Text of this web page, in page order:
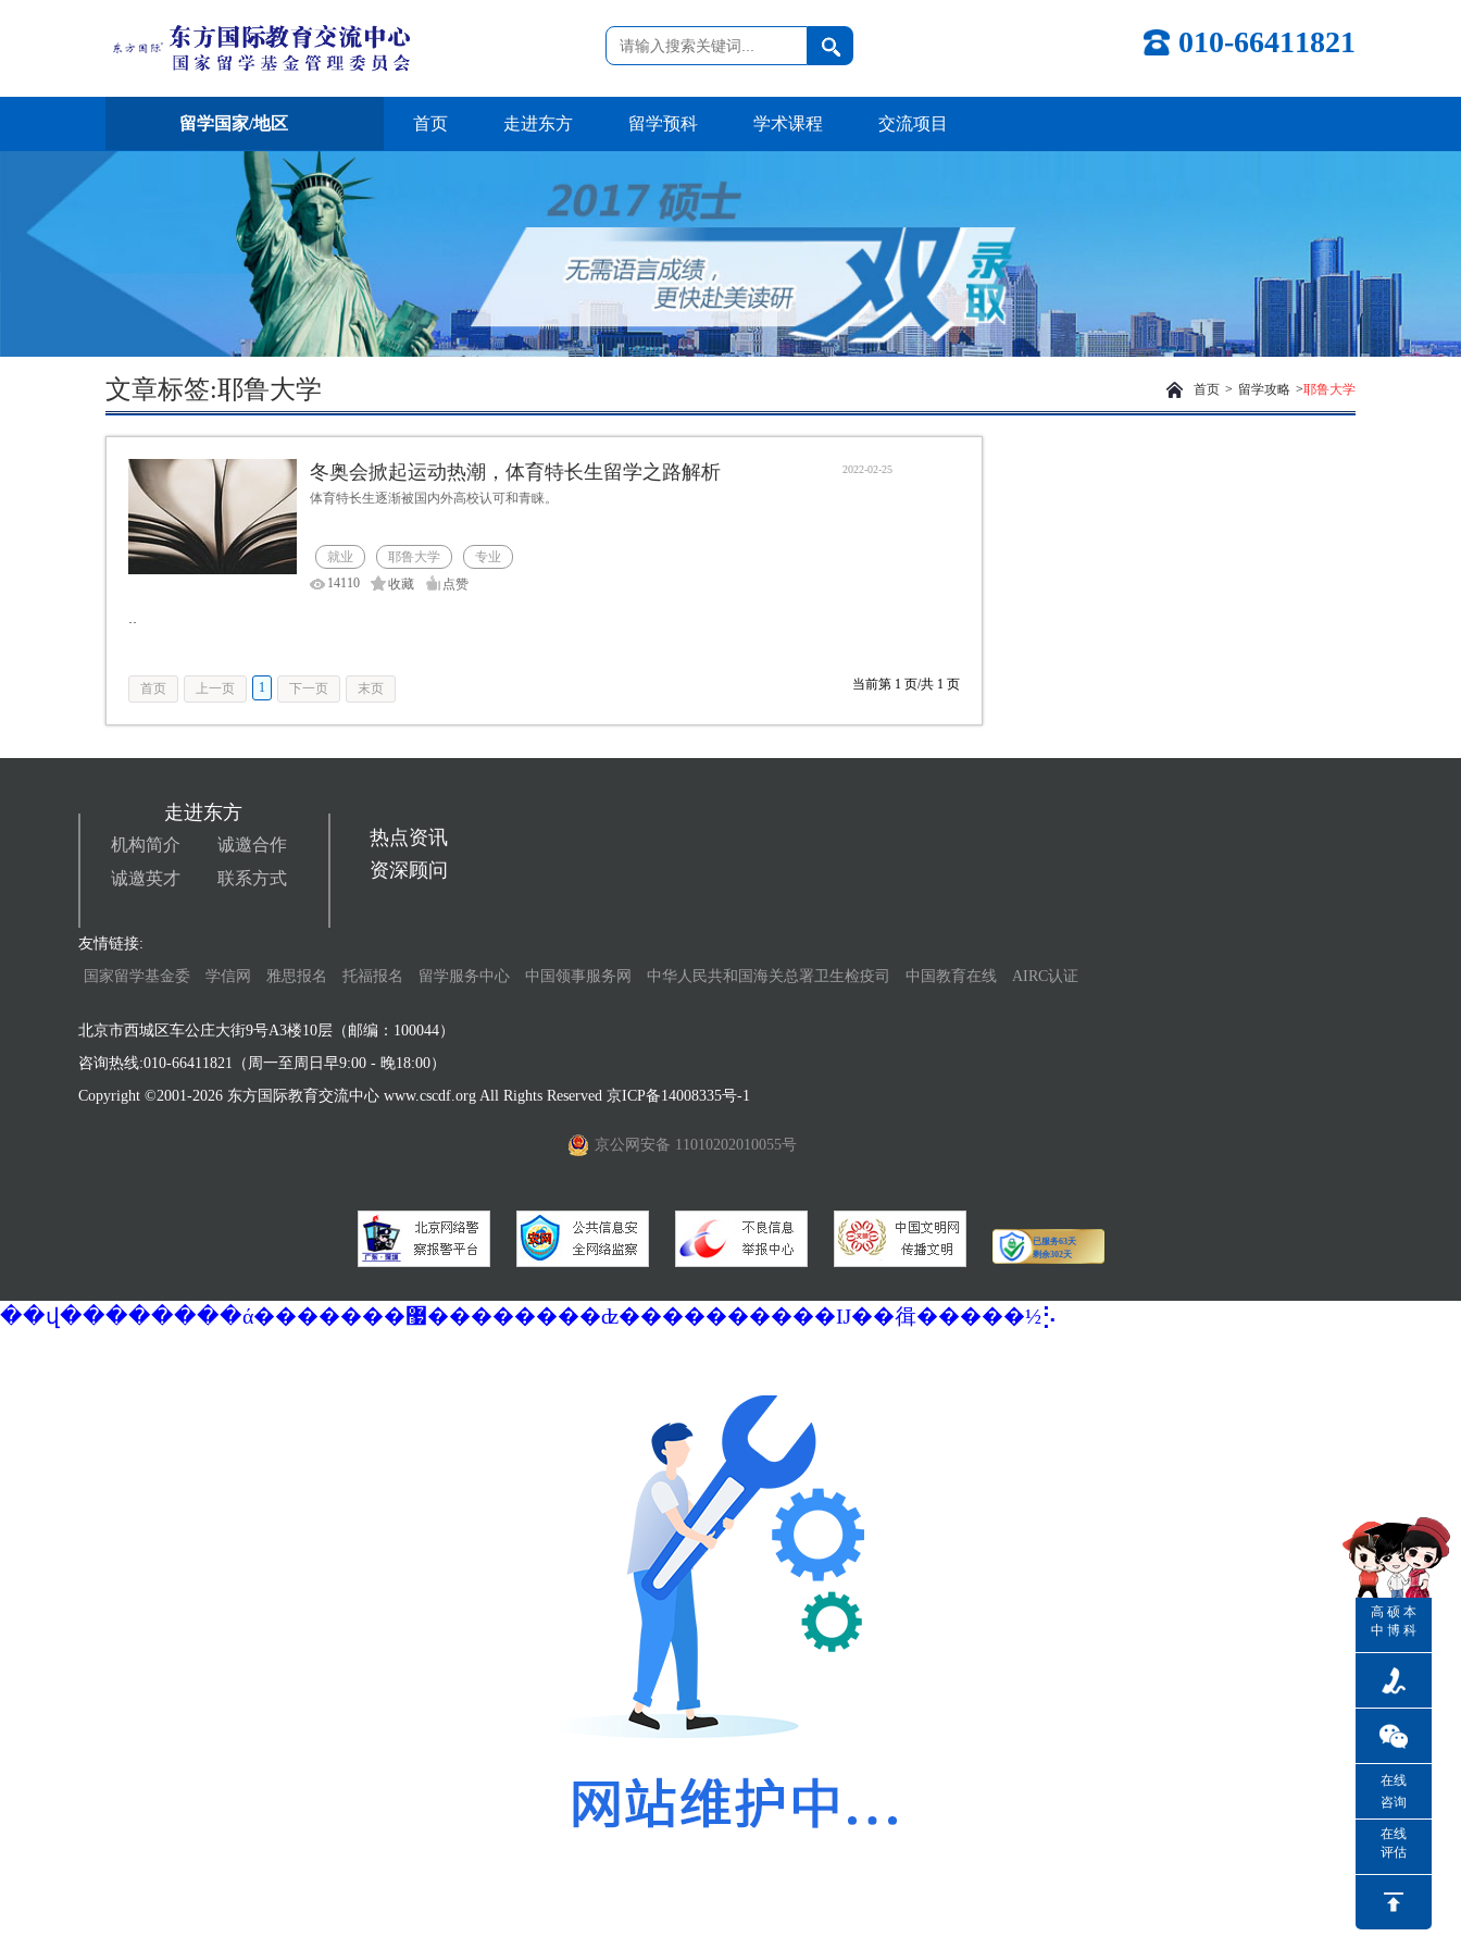
010-66411821
留学国家/地区 首页 走进东方 留学预科 学术课程 交流项目
文章标签:耶鲁大学 首页 > 留学攻略 >耶鲁大学
冬奥会掀起运动热潮，体育特长生留学之路解析 2022-02-25
体育特长生逐渐被国内外高校认可和青睐。
就业 耶鲁大学
专业
14110
收藏 点赞
··
末页
下一页
1
上一页
首页 当前第 1 页/共 1 页
走进东方
机构简介
诚邀合作
诚邀英才
联系方式
热点资讯
资深顾问
友情链接:
国家留学基金委
学信网 雅思报名 托福报名 留学服务中心 中国领事服务网 中华人民共和国海关总署卫生检疫司 中国教育在线 AIRC认证
北京市西城区车公庄大街9号A3楼10层（邮编：100044）
咨询热线:010-66411821（周一至周日早9:00 - 晚18:00）
Copyright ©2001-2026 东方国际教育交流中心 www.cscdf.org All Rights Reserved 京ICP备14008335号-1
京公网安备 11010202010055号
高
中
硕
博
本
科
在线
咨询
在线
评估
��վ��������ά�������޷��������ʣ����������Ĳ��㣬�����½⡣